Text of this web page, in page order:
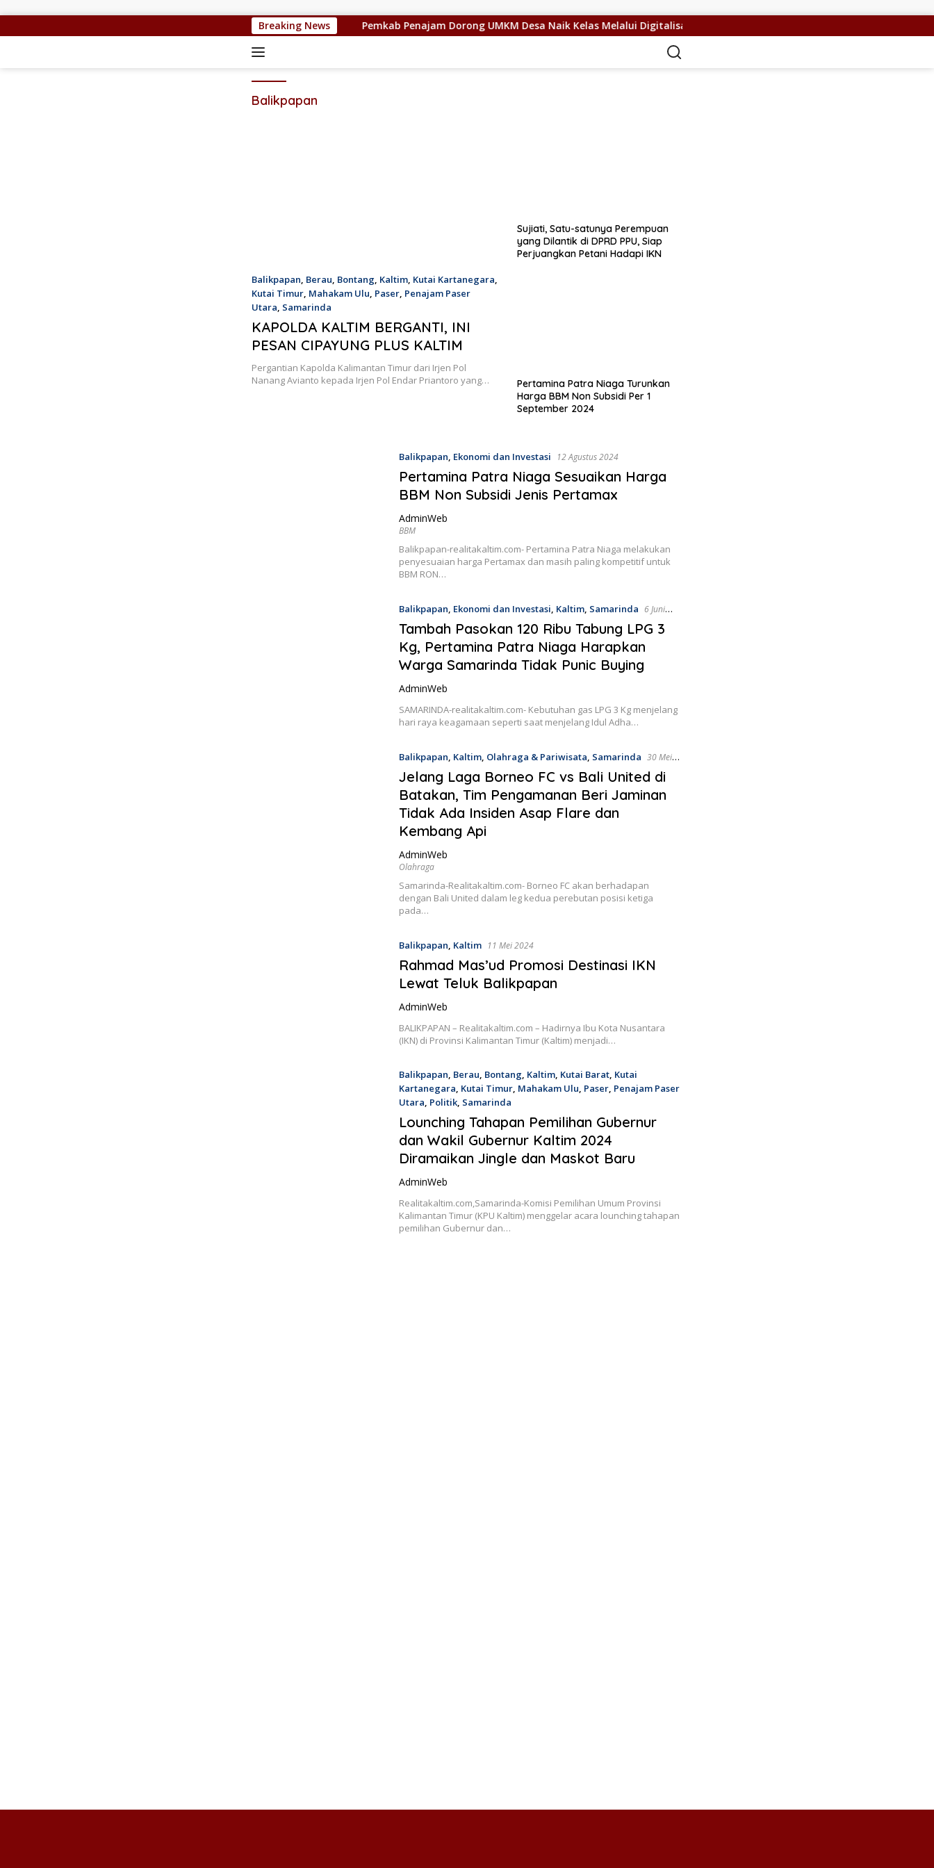
Breaking NewsPemkab Penajam Dorong UMKM Desa Naik Kelas Melalui Digitalisasi
Balikpapan
Balikpapan, Berau, Bontang, Kaltim, Kutai Kartanegara,
Kutai Timur, Mahakam Ulu, Paser, Penajam Paser
Utara, Samarinda
15 Maret 2025
KAPOLDA KALTIM BERGANTI, INI
PESAN CIPAYUNG PLUS KALTIM
Pergantian Kapolda Kalimantan Timur dari Irjen Pol
Nanang Avianto kepada Irjen Pol Endar Priantoro yang…
Sujiati, Satu-satunya Perempuan
yang Dilantik di DPRD PPU, Siap
Perjuangkan Petani Hadapi IKN
Pertamina Patra Niaga Turunkan
Harga BBM Non Subsidi Per 1
September 2024
Balikpapan, Ekonomi dan Investasi 12 Agustus 2024
Pertamina Patra Niaga Sesuaikan Harga
BBM Non Subsidi Jenis Pertamax
AdminWeb
BBM
Balikpapan-realitakaltim.com- Pertamina Patra Niaga melakukan
penyesuaian harga Pertamax dan masih paling kompetitif untuk
BBM RON…
Balikpapan, Ekonomi dan Investasi, Kaltim, Samarinda 6 Juni
2024
Tambah Pasokan 120 Ribu Tabung LPG 3
Kg, Pertamina Patra Niaga Harapkan
Warga Samarinda Tidak Punic Buying
AdminWeb
SAMARINDA-realitakaltim.com- Kebutuhan gas LPG 3 Kg menjelang
hari raya keagamaan seperti saat menjelang Idul Adha…
Balikpapan, Kaltim, Olahraga & Pariwisata, Samarinda 30 Mei
2024
Jelang Laga Borneo FC vs Bali United di
Batakan, Tim Pengamanan Beri Jaminan
Tidak Ada Insiden Asap Flare dan
Kembang Api
AdminWeb
Olahraga
Samarinda-Realitakaltim.com- Borneo FC akan berhadapan
dengan Bali United dalam leg kedua perebutan posisi ketiga
pada…
Balikpapan, Kaltim 11 Mei 2024
Rahmad Mas’ud Promosi Destinasi IKN
Lewat Teluk Balikpapan
AdminWeb
BALIKPAPAN – Realitakaltim.com – Hadirnya Ibu Kota Nusantara
(IKN) di Provinsi Kalimantan Timur (Kaltim) menjadi…
Balikpapan, Berau, Bontang, Kaltim, Kutai Barat, Kutai
Kartanegara, Kutai Timur, Mahakam Ulu, Paser, Penajam Paser
Utara, Politik, Samarinda
1 Mei 2024
Lounching Tahapan Pemilihan Gubernur
dan Wakil Gubernur Kaltim 2024
Diramaikan Jingle dan Maskot Baru
AdminWeb
Realitakaltim.com,Samarinda-Komisi Pemilihan Umum Provinsi
Kalimantan Timur (KPU Kaltim) menggelar acara lounching tahapan
pemilihan Gubernur dan…